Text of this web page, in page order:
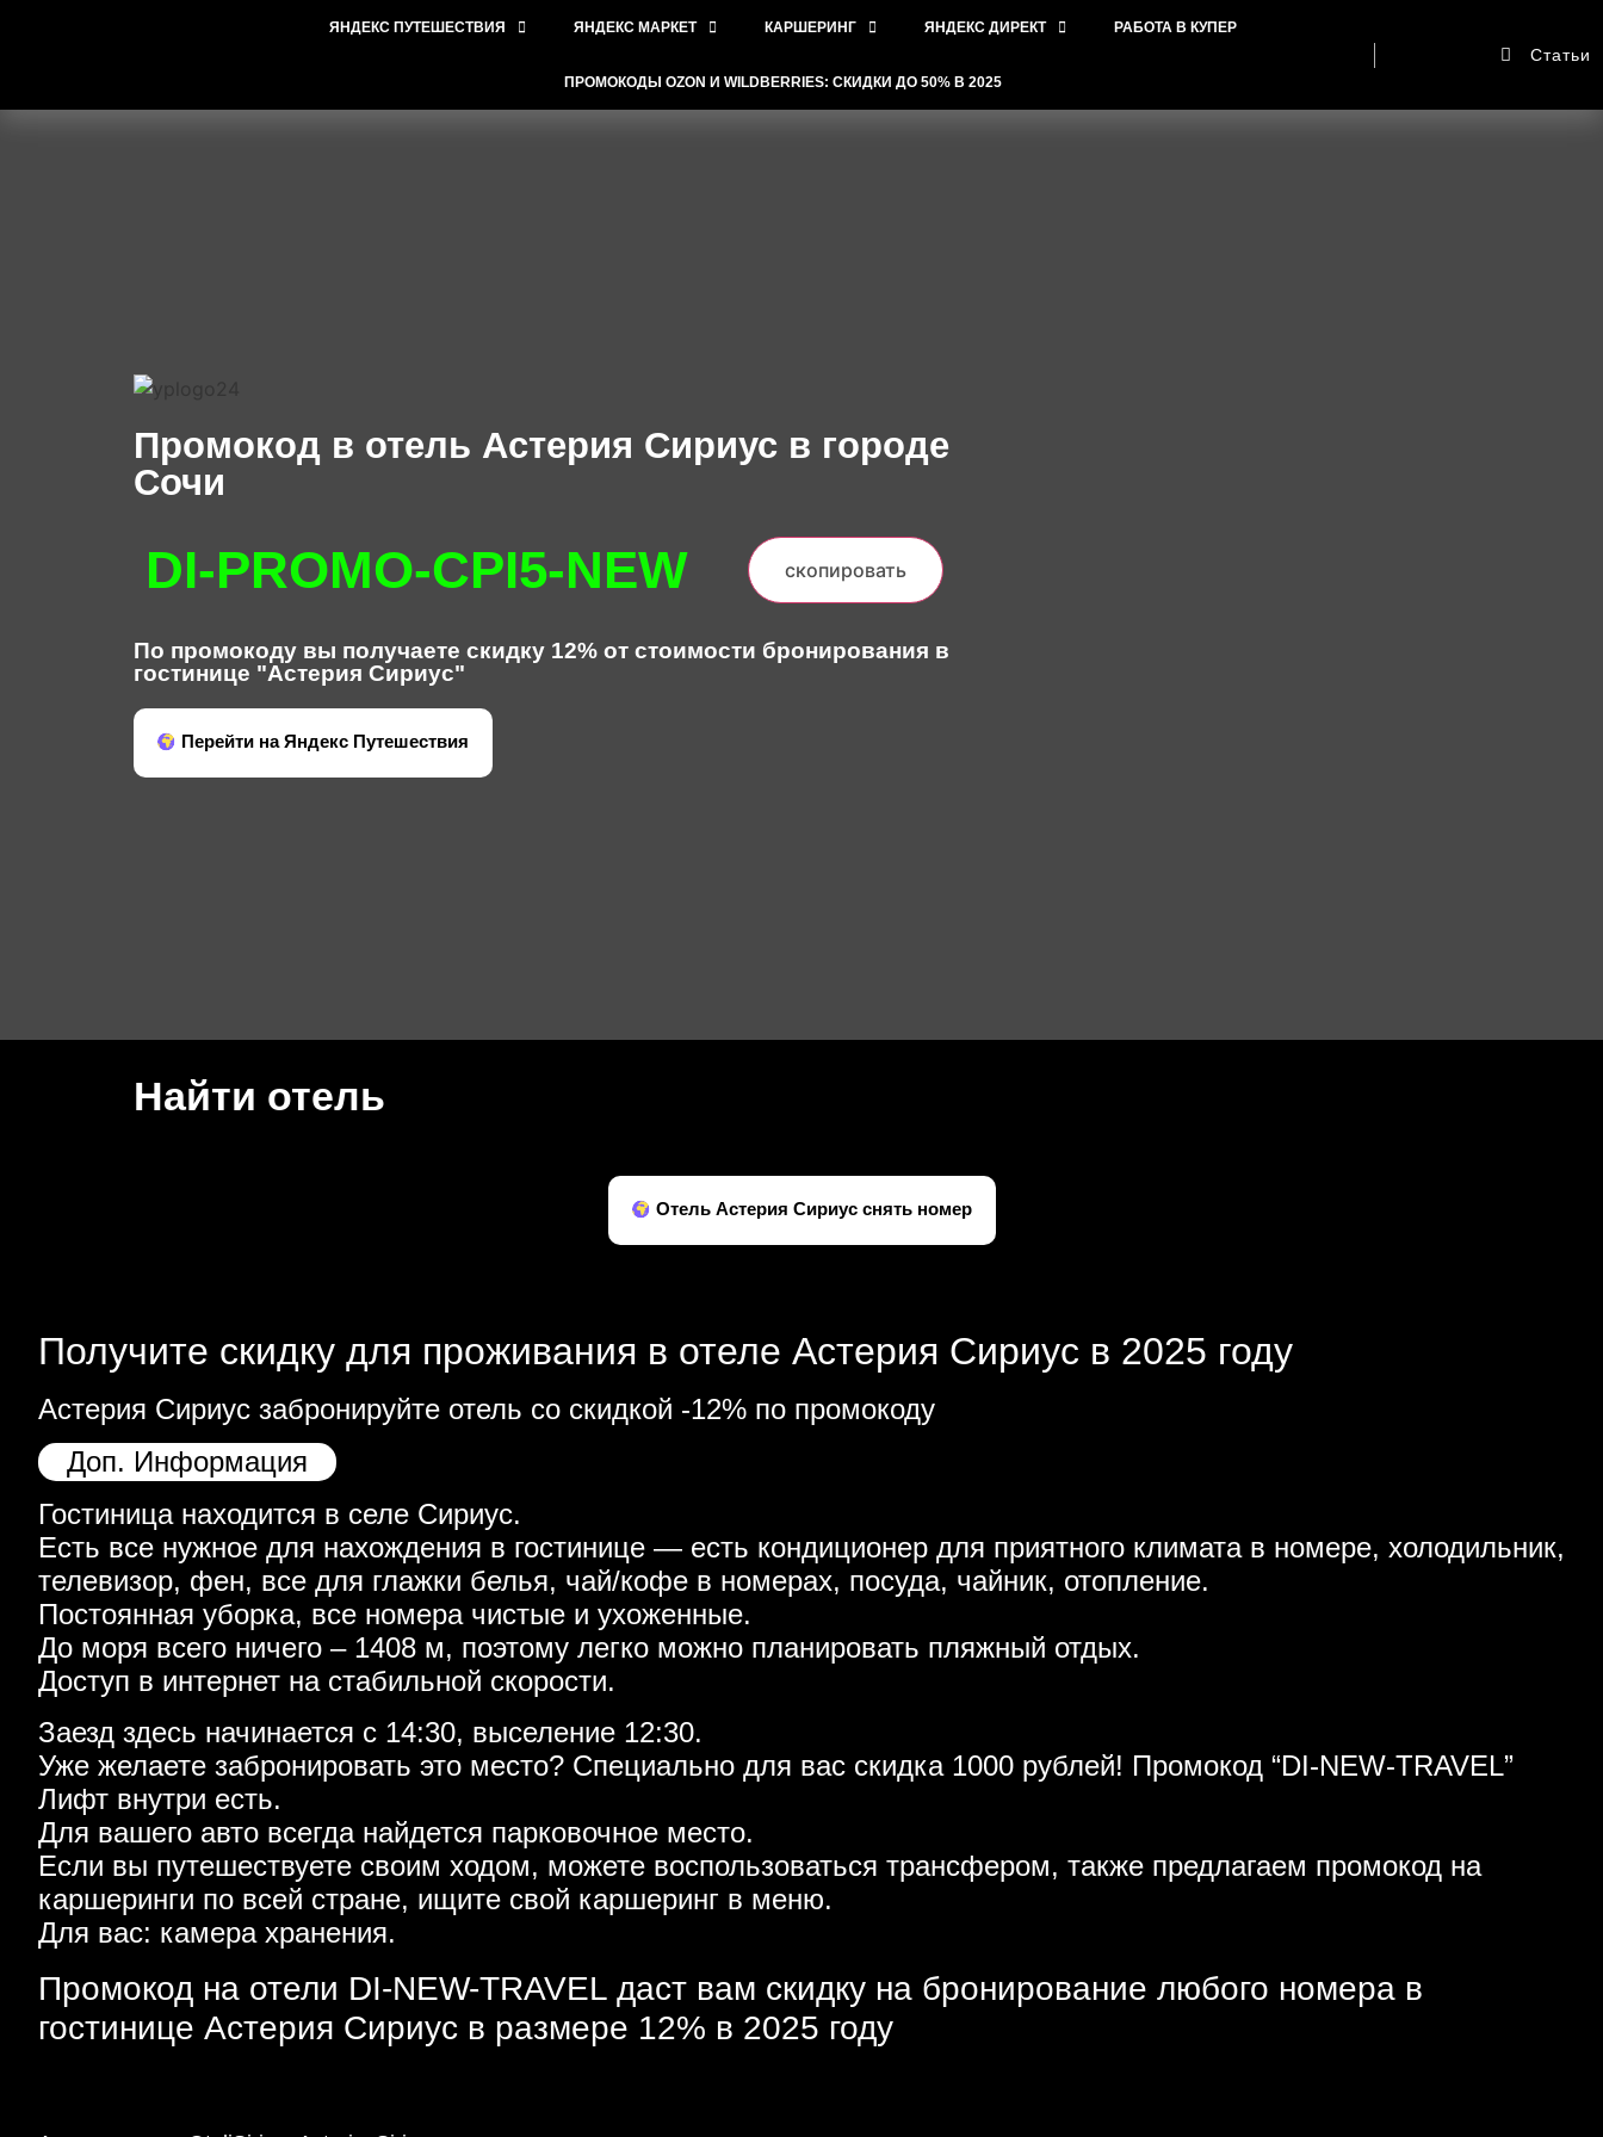
ЯНДЕКС ПУТЕШЕСТВИЯ ЯНДЕКС МАРКЕТ КАРШЕРИНГ ЯНДЕКС ДИРЕКТ РАБОТА В КУПЕР
ПРОМОКОДЫ OZON И WILDBERRIES: СКИДКИ ДО 50% В 2025
Статьи
Промокод в отель Астерия Сириус в городе
Сочи
DI-PROMO-CPI5-NEW скопировать
По промокоду вы получаете скидку 12% от стоимости бронирования в
гостинице "Астерия Сириус"
Перейти на Яндекс Путешествия
Найти отель
Отель Астерия Сириус снять номер
Получите скидку для проживания в отеле Астерия Сириус в 2025 году
Астерия Сириус забронируйте отель со скидкой -12% по промокоду
Доп. Информация
Гостиница находится в селе Сириус.
Есть все нужное для нахождения в гостинице — есть кондиционер для приятного климата в номере, холодильник,
телевизор, фен, все для глажки белья, чай/кофе в номерах, посуда, чайник, отопление.
Постоянная уборка, все номера чистые и ухоженные.
До моря всего ничего – 1408 м, поэтому легко можно планировать пляжный отдых.
Доступ в интернет на стабильной скорости.
Заезд здесь начинается с 14:30, выселение 12:30.
Уже желаете забронировать это место? Специально для вас скидка 1000 рублей! Промокод “DI-NEW-TRAVEL”
Лифт внутри есть.
Для вашего авто всегда найдется парковочное место.
Если вы путешествуете своим ходом, можете воспользоваться трансфером, также предлагаем промокод на
каршеринги по всей стране, ищите свой каршеринг в меню.
Для вас: камера хранения.
Промокод на отели DI-NEW-TRAVEL даст вам скидку на бронирование любого номера в
гостинице Астерия Сириус в размере 12% в 2025 году